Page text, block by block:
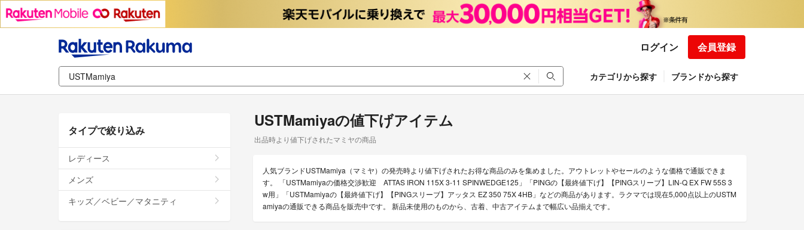
ログイン 会員登録
カテゴリから探す ブランドから探す
USTMamiyaの値下げアイテム
出品時より値下げされたマミヤの商品
人気ブランドUSTMamiya（マミヤ）の発売時より値下げされたお得な商品のみを集めました。アウトレットやセールのような価格で通販できま
す。 「USTMamiyaの価格交渉歓迎 ATTAS IRON 115X 3-11 SPINWEDGE125」「PINGの【最終値下げ】【PINGスリーブ】LIN-Q EX FW 55S 3
w用」「USTMamiyaの【最終値下げ】【PINGスリーブ】アッタス EZ 350 75X 4HB」などの商品があります。ラクマでは現在5,000点以上のUSTM
amiyaの通販できる商品を販売中です。 新品未使用のものから、古着、中古アイテムまで幅広い品揃えです。
タイプで絞り込み
レディース
メンズ
キッズ／ベビー／マタニティ